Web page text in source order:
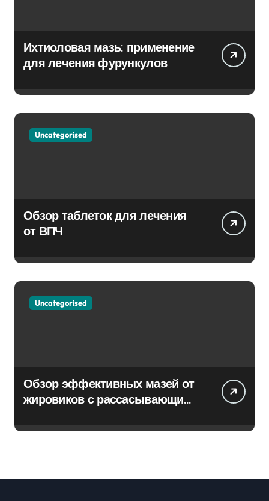
Ихтиоловая мазь: применение
для лечения фурункулов
Uncategorised
Обзор таблеток для лечения
от ВПЧ
Uncategorised
Обзор эффективных мазей от
жировиков с рассасывающим